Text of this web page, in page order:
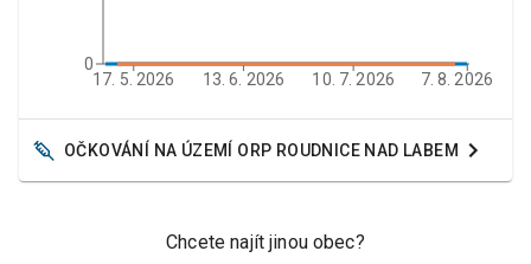
17. 5. 2026 13. 6. 2026 10. 7. 2026 7. 8. 2026
0
OČKOVÁNÍ NA ÚZEMÍ ORP ROUDNICE NAD LABEM
Chcete najít jinou obec?